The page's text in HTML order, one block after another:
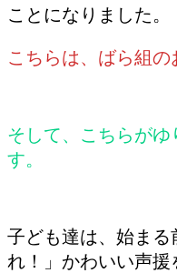
ことになりました。
こちらは、ばら組の
そして、こちらが
す。
子ども達は、始ま
れ！」かわいい声援